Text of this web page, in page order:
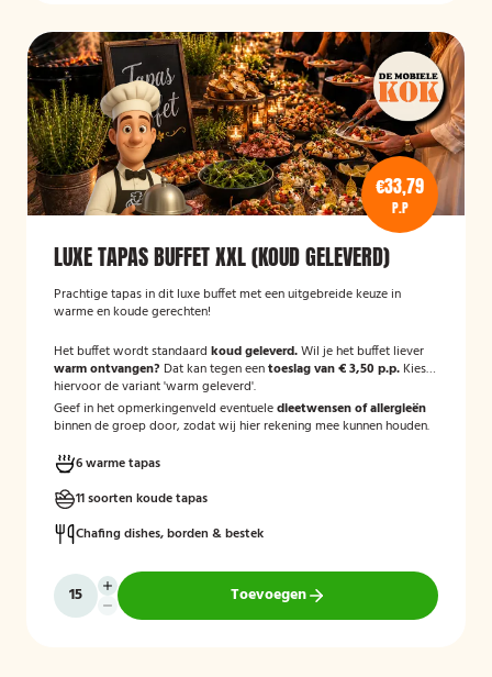
€33,79
P.P
LUXE TAPAS BUFFET XXL (KOUD GELEVERD)
Prachtige tapas in dit luxe buffet met een uitgebreide keuze in
warme en koude gerechten!
Het buffet wordt standaard koud geleverd.Wil je het buffet liever
warm ontvangen? Dat kan tegen eentoeslag van € 3,50 p.p. Kies
hiervoor de variant 'warm geleverd'.
Geef in het opmerkingenveld eventueledieetwensen of allergieën
binnen de groep door, zodat wij hier rekening mee kunnen houden.
6 warme tapas
11 soorten koude tapas
Chafing dishes, borden & bestek
Toevoegen